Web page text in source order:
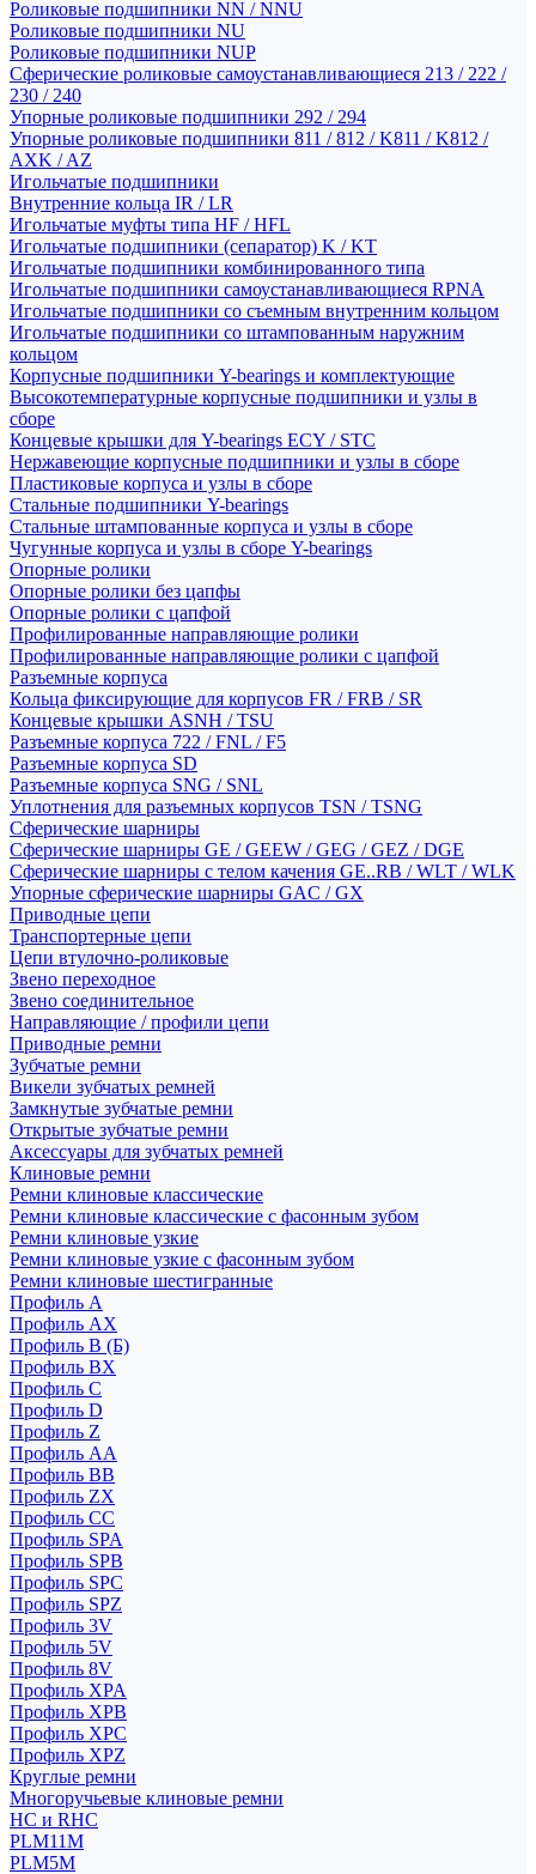
Роликовые подшипники NN / NNU
Роликовые подшипники NU
Роликовые подшипники NUP
Сферические роликовые самоустанавливающиеся 213 / 222 /
230 / 240
Упорные роликовые подшипники 292 / 294
Упорные роликовые подшипники 811 / 812 / K811 / K812 /
AXK / AZ
Игольчатые подшипники
Внутренние кольца IR / LR
Игольчатые муфты типа HF / HFL
Игольчатые подшипники (сепаратор) K / KT
Игольчатые подшипники комбинированного типа
Игольчатые подшипники самоустанавливающиеся RPNA
Игольчатые подшипники со съемным внутренним кольцом
Игольчатые подшипники со штампованным наружним
кольцом
Корпусные подшипники Y-bearings и комплектующие
Высокотемпературные корпусные подшипники и узлы в
сборе
Концевые крышки для Y-bearings ECY / STC
Нержавеющие корпусные подшипники и узлы в сборе
Пластиковые корпуса и узлы в сборе
Стальные подшипники Y-bearings
Стальные штампованные корпуса и узлы в сборе
Чугунные корпуса и узлы в сборе Y-bearings
Опорные ролики
Опорные ролики без цапфы
Опорные ролики с цапфой
Профилированные направляющие ролики
Профилированные направляющие ролики с цапфой
Разъемные корпуса
Кольца фиксирующие для корпусов FR / FRB / SR
Концевые крышки ASNH / TSU
Разъемные корпуса 722 / FNL / F5
Разъемные корпуса SD
Разъемные корпуса SNG / SNL
Уплотнения для разъемных корпусов TSN / TSNG
Сферические шарниры
Сферические шарниры GE / GEEW / GEG / GEZ / DGE
Сферические шарниры с телом качения GE..RB / WLT / WLK
Упорные сферические шарниры GAC / GX
Приводные цепи
Транспортерные цепи
Цепи втулочно-роликовые
Звено переходное
Звено соединительное
Направляющие / профили цепи
Приводные ремни
Зубчатые ремни
Викели зубчатых ремней
Замкнутые зубчатые ремни
Открытые зубчатые ремни
Аксессуары для зубчатых ремней
Клиновые ремни
Ремни клиновые классические
Ремни клиновые классические с фасонным зубом
Ремни клиновые узкие
Ремни клиновые узкие с фасонным зубом
Ремни клиновые шестигранные
Профиль A
Профиль AX
Профиль B (Б)
Профиль BX
Профиль C
Профиль D
Профиль Z
Профиль АА
Профиль BB
Профиль ZX
Профиль CC
Профиль SPA
Профиль SPB
Профиль SPC
Профиль SPZ
Профиль 3V
Профиль 5V
Профиль 8V
Профиль XPA
Профиль XPB
Профиль XPC
Профиль XPZ
Круглые ремни
Многоручьевые клиновые ремни
HC и RHC
PLM11M
PLM5M